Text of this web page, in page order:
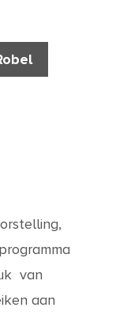
van
aan